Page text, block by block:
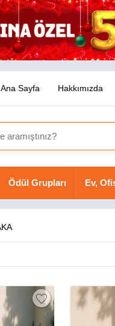
Ana Sayfa Hakkımızda
Ödül Grupları Ev,